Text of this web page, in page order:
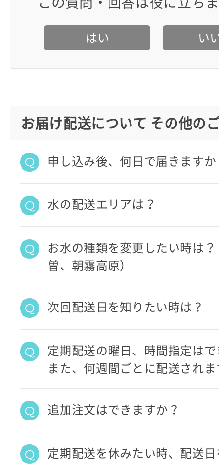
はい い
お届け配送について その他の
申し込み後、何日で届きますか
水の配送エリアは？
お水の種類を変更したい時は
曽、朝霧高原）
次回配送日を知りたい時は？
定期配送の曜日、時間指定は
また、何週間ごとに配送され
追加注文はできますか？
定期配送を休みたい時、配送